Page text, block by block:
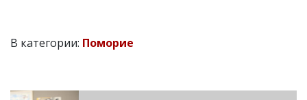
В категории: Поморие